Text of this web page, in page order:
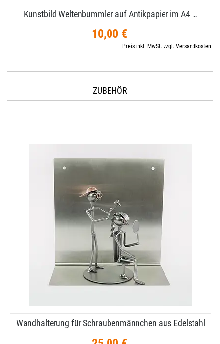
Kunstbild Weltenbummler auf Antikpapier im A4 …
10,00 €
Preis inkl. MwSt. zzgl. Versandkosten
ZUBEHÖR
Wandhalterung für Schraubenmännchen aus Edelstahl